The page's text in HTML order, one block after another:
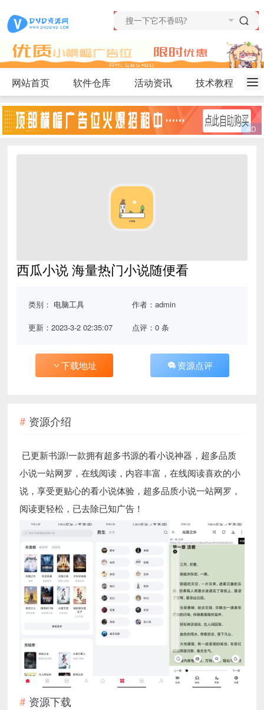
网站首页 软件仓库 活动资讯 技术教程
西瓜小说 海量热门小说随便看
类别： 电脑工具 作者：admin
更新：2023-3-2 02:35:07 点评：0 条
下载地址 资源点评
资源介绍
已更新书源!一款拥有超多书源的看小说神器，超多品质
小说一站网罗，在线阅读，内容丰富，在线阅读喜欢的小
说，享受更贴心的看小说体验，超多品质小说一站网罗，
阅读更轻松，已去除已知广告！
资源下载